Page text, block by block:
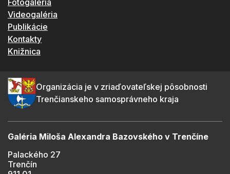
Videogaléria
Publikácie
Kontakty
Knižnica
Organizácia je v zriaďovateľskej pôsobnosti
Trenčianskeho samosprávneho kraja
Galéria Miloša Alexandra Bazovského v Trenčíne
Palackého 27
Trenčín